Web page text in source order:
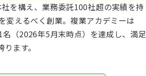
を構え、業務委託100社超の実績を持
変えるべく創業。複業アカデミーは
（2026年5月末時点）を達成し、満足
ます。